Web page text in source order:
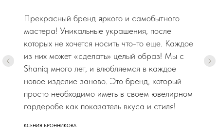
Прекрасный бренд яркого и самобытного
мастера! Уникальные украшения, после
которых не хочется носить что-то еще. Каждое
из них может «сделать» целый образ! Мы с
Shaniq много лет, и влюбляемся в каждое
новое изделие заново. Это бренд, который
просто необходимо иметь в своем ювелирном
гардеробе как показатель вкуса и стиля!
КСЕНИЯ БРОННИКОВА